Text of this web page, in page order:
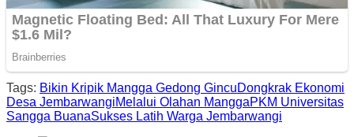
Tags: Bikin Kripik Mangga Gedong GincuDongkrak Ekonomi
Desa JembarwangiMelalui Olahan ManggaPKM Universitas
Sangga BuanaSukses Latih Warga Jembarwangi